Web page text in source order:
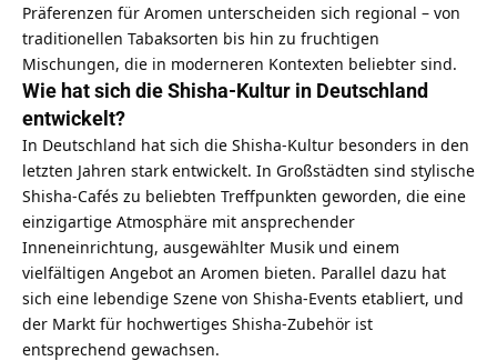
Präferenzen für Aromen unterscheiden sich regional – von
traditionellen Tabaksorten bis hin zu fruchtigen
Mischungen, die in moderneren Kontexten beliebter sind.
Wie hat sich die Shisha-Kultur in Deutschland
entwickelt?
In Deutschland hat sich die Shisha-Kultur besonders in den
letzten Jahren stark entwickelt. In Großstädten sind stylische
Shisha-Cafés zu beliebten Treffpunkten geworden, die eine
einzigartige Atmosphäre mit ansprechender
Inneneinrichtung, ausgewählter Musik und einem
vielfältigen Angebot an Aromen bieten. Parallel dazu hat
sich eine lebendige Szene von Shisha-Events etabliert, und
der Markt für hochwertiges Shisha-Zubehör ist
entsprechend gewachsen.